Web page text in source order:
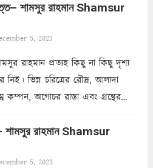
অনেক। তোমাকে সুন্দরী বলা চলে,
শামসুর রাহমান Shamsur
5, 2023
রাহমান প্রত্যহ কিছু না কিছু দৃশ্য
ভিন্ন চরিত্রের রৌদ্র, আলাদা
কম্পন, অগোচর রাস্তা এবং গ্রন্থের
মিথুন মূর্তি, লোপামুদ্রা ভীষণ বিব্রত
রাহমান Shamsur
5, 2023